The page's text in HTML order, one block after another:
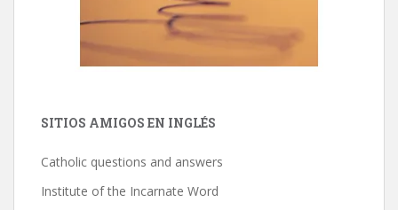
SITIOS AMIGOS EN INGLÉS
Catholic questions and answers
Institute of the Incarnate Word